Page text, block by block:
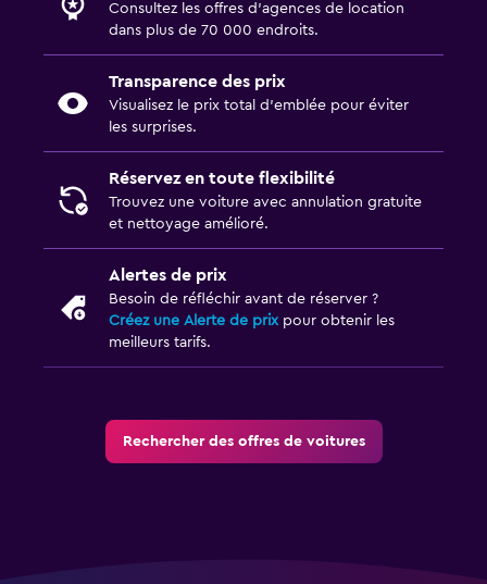
Consultez les offres d’agences de location
dans plus de 70 000 endroits.
Transparence des prix
Visualisez le prix total d’emblée pour éviter
les surprises.
Réservez en toute flexibilité
Trouvez une voiture avec annulation gratuite
et nettoyage amélioré.
Alertes de prix
Besoin de réfléchir avant de réserver ?
Créez une Alerte de prixpour obtenir les
meilleurs tarifs.
Rechercher des offres de voitures